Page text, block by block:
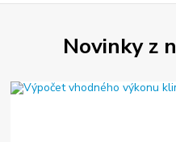
Novinky z